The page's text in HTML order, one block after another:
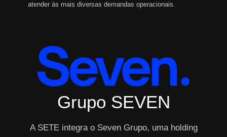
atender às mais diversas demandas operacionais.
Grupo SEVEN
A SETE integra o Seven Grupo, uma holding